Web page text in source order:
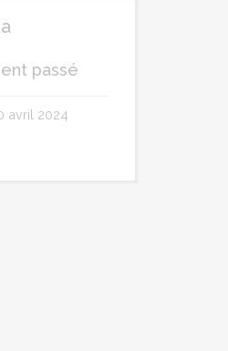
passé
avril 2024